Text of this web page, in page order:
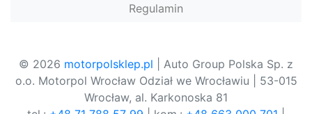
Regulamin
© 2026 motorpolsklep.pl | Auto Group Polska Sp. z
o.o. Motorpol Wrocław Odział we Wrocławiu | 53-015
Wrocław, al. Karkonoska 81